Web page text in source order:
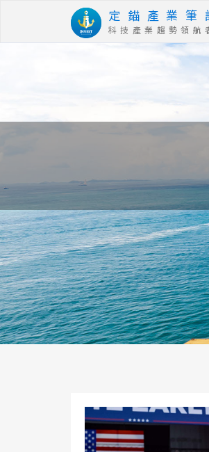
定 錨 產 業 筆
科 技 產 業 趨 勢 領 航